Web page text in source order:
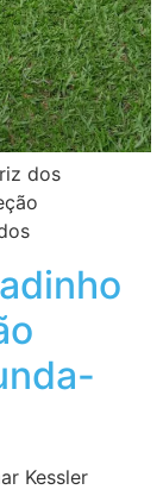
dos
Kessler